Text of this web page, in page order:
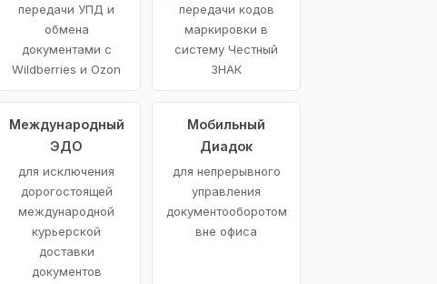
передачи УПД и
обмена
документами с
Wildberries и Ozon
передачи кодов
маркировки в
систему Честный
ЗНАК
Международный
ЭДО
для исключения
дорогостоящей
международной
курьерской
доставки
документов
Мобильный
Диадок
для непрерывного
управления
документооборотом
вне офиса